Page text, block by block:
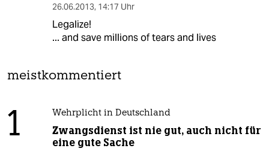
26.06.2013, 14:17 Uhr
Legalize!
... and save millions of tears and lives
meistkommentiert
1 Wehrplicht in Deutschland
Zwangsdienst ist nie gut, auch nicht für
eine gute Sache